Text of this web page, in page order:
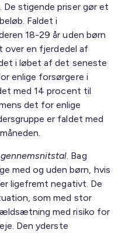
De stigende priser gør et
Faldet i
18-29 år uden børn
over en fjerdedel af
i løbet af det seneste
enlige forsørgere i
med 14 procent til
det for enlige
er faldet med
gennemsnitstal . Bag
med og uden børn, hvis
ligefremt negativt. De
som med stor
med risiko for
Den yderste